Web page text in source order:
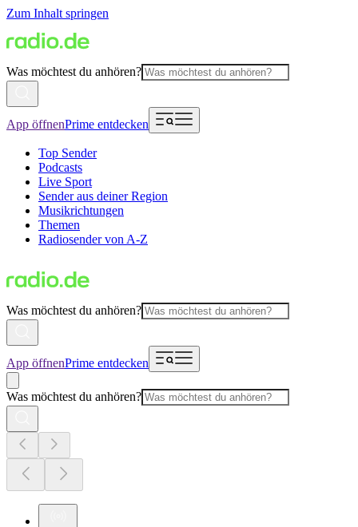
Zum Inhalt springen
Was möchtest du anhören?
App öffnenPrime entdecken
Top Sender
Podcasts
Live Sport
Sender aus deiner Region
Musikrichtungen
Themen
Radiosender von A-Z
Was möchtest du anhören?
App öffnenPrime entdecken
Was möchtest du anhören?